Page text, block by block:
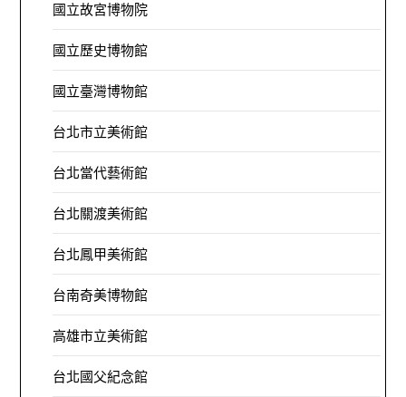
國立故宮博物院
國立歷史博物館
國立臺灣博物館
台北市立美術館
台北當代藝術館
台北關渡美術館
台北鳳甲美術館
台南奇美博物館
高雄市立美術館
台北國父紀念館